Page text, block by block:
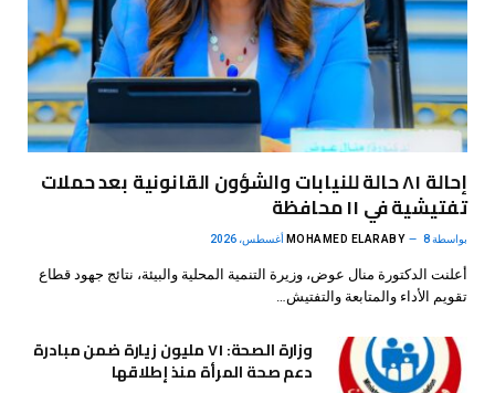
إحالة ٨١ حالة للنيابات والشؤون القانونية بعد حملات
تفتيشية في ١١ محافظة
بواسطة MOHAMED ELARABY 8 أغسطس، 2026
أعلنت الدكتورة منال عوض، وزيرة التنمية المحلية والبيئة، نتائج جهود قطاع
تقويم الأداء والمتابعة والتفتيش…
وزارة الصحة: ٧١ مليون زيارة ضمن مبادرة
دعم صحة المرأة منذ إطلاقها